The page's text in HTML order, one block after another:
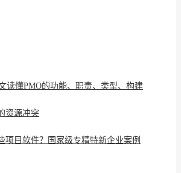
读懂PMO的功能、职责、类型、构建
资源冲突
项目软件？国家级专精特新企业案例